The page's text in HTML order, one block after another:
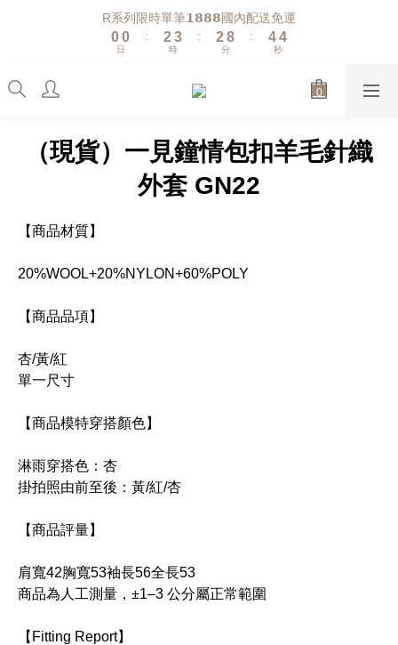
R系列限時單筆𝟭𝟴𝟴𝟴國內配送免運
1
0
1
0
日
:
3
2
1
4
3
2
時
:
3
2
1
9
8
7
2
1
0
分
:
5
4
3
5
4
3
秒
（現貨）一見鐘情包扣羊毛針織
外套 GN22
【商品材質】
20%WOOL+20%NYLON+60%POLY
【商品品項】
杏/黃/紅
單一尺寸
【商品模特穿搭顏色】
淋雨穿搭色：杏
掛拍照由前至後：黃/紅/杏
【商品評量】
肩寬42胸寬53袖長56全長53
商品為人工測量，±1–3 公分屬正常範圍
【Fitting Report】